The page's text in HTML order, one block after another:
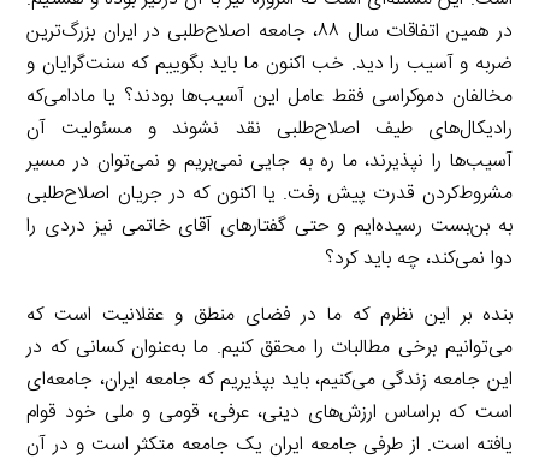
در همین اتفاقات سال ۸۸، جامعه اصلاح‌طلبی در ایران بزرگ‌ترین
ضربه و آسیب را دید. خب اکنون ما باید بگوییم که سنت‌گرایان و
مخالفان دموکراسی فقط عامل این آسیب‌ها بودند؟ یا مادامی‌که
رادیکال‌های طیف اصلاح‌طلبی نقد نشوند و مسئولیت آن
آسیب‌ها را نپذیرند، ما ره به جایی نمی‌بریم و نمی‌توان در مسیر
مشروط‌کردن قدرت پیش رفت. یا اکنون که در جریان اصلاح‌طلبی
به بن‌بست رسیده‌ایم و حتی گفتارهای آقای خاتمی نیز دردی را
دوا نمی‌کند، چه باید کرد؟
بنده بر این نظرم که ما در فضای منطق و عقلانیت است که
می‌توانیم برخی مطالبات را محقق کنیم. ما به‌عنوان کسانی که در
این جامعه زندگی می‌کنیم، باید بپذیریم که جامعه ایران، جامعه‌ای
است که براساس ارزش‌های دینی، عرفی، قومی و ملی خود قوام
یافته است. از طرفی جامعه ایران یک جامعه متکثر است و در آن